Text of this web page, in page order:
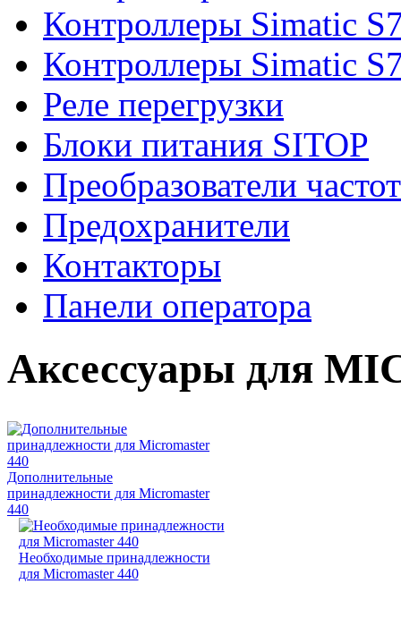
Контроллеры Simatic
Контроллеры Simatic
Реле перегрузки
Блоки питания SITOP
Преобразователи
Предохранители
Контакторы
Панели оператора
Аксессуары для
Дополнительные
принадлежности для Micromaster
440
Необходимые принадлежности
для Micromaster 440